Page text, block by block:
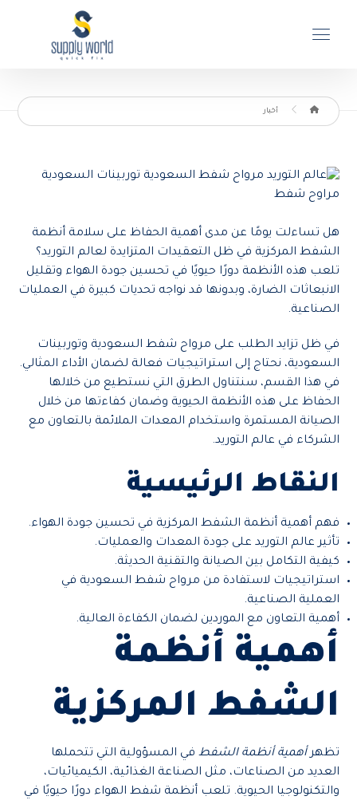
أخبار
هل تساءلت يومًا عن مدى أهمية الحفاظ على سلامة أنظمة
الشفط المركزية في ظل التعقيدات المتزايدة لعالم التوريد؟
تلعب هذه الأنظمة دورًا حيويًا في تحسين جودة الهواء وتقليل
الانبعاثات الضارة، وبدونها قد نواجه تحديات كبيرة في العمليات
الصناعية.
في ظل تزايد الطلب على مرواح شفط السعودية وتوربينات
السعودية، نحتاج إلى استراتيجيات فعالة لضمان الأداء المثالي.
في هذا القسم، سنتناول الطرق التي نستطيع من خلالها
الحفاظ على هذه الأنظمة الحيوية وضمان كفاءتها من خلال
الصيانة المستمرة واستخدام المعدات الملائمة بالتعاون مع
الشركاء في عالم التوريد.
النقاط الرئيسية
فهم أهمية أنظمة الشفط المركزية في تحسين جودة الهواء.
تأثير عالم التوريد على جودة المعدات والعمليات.
كيفية التكامل بين الصيانة والتقنية الحديثة.
استراتيجيات لاستفادة من مرواح شفط السعودية في
العملية الصناعية.
أهمية التعاون مع الموردين لضمان الكفاءة العالية.
أهمية أنظمة
الشفط المركزية
تظهرأهمية أنظمة الشفط في المسؤولية التي تتحملها
العديد من الصناعات، مثل الصناعة الغذائية، الكيميائيات،
والتكنولوجيا الحيوية. تلعب أنظمة شفط الهواء دورًا حيويًا في